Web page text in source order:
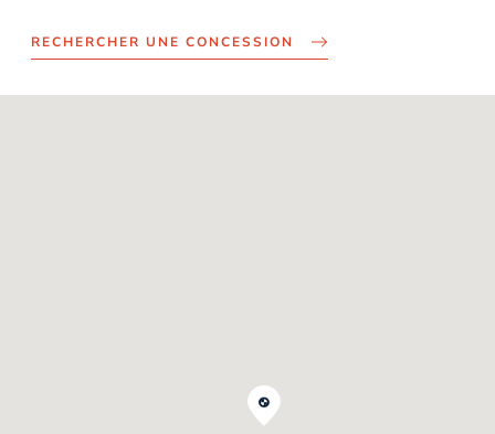
RECHERCHER UNE CONCESSION